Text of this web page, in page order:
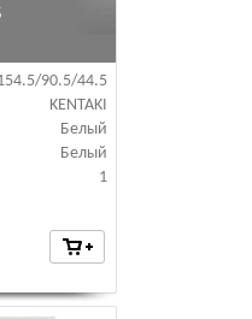
90.5/44.5
KENTAKI
Белый
Белый
1